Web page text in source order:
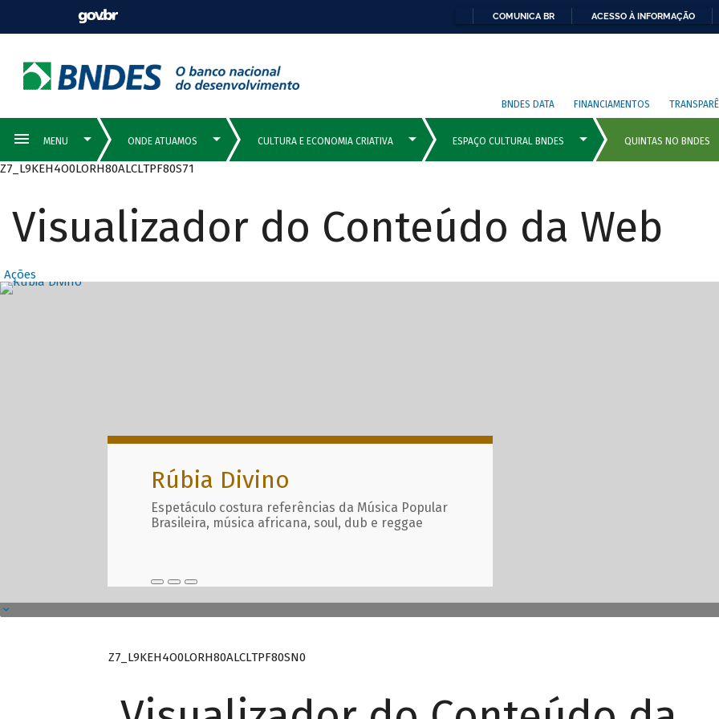
COMUNICA BR ACESSO À INFORMAÇÃO
BNDES DATA FINANCIAMENTOS
Z7_L9KEH4O0LORH80ALCLTPF80S71
Visualizador do Conteúdo da Web
Ações
Destaques Principais com
Rúbia Divino
Espetáculo costura referências da Música Popular
Brasileira, música africana, soul, dub e reggae
Z7_L9KEH4O0LORH80ALCLTPF80SN0